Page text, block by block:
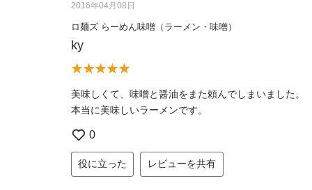
2016年04月08日
ロ麺ズ らーめん味噌（ラーメン・味噌）
ky
美味しくて、味噌と醤油をまた頼んでしまいました。
本当に美味しいラーメンです。
0
役に立った レビューを共有